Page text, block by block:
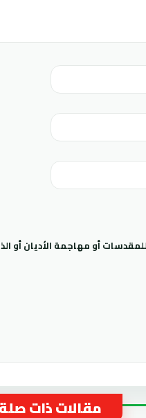
أو مهاجمة الأديان أو
مقالات ذات صلة